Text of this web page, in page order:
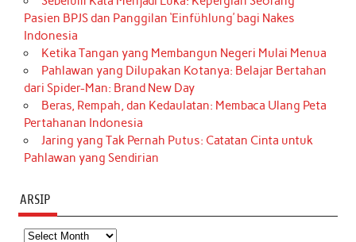
Pasien BPJS dan Panggilan ‘Einfühlung’ bagi Nakes
Indonesia
Ketika Tangan yang Membangun Negeri Mulai Menua
Pahlawan yang Dilupakan Kotanya: Belajar Bertahan
dari Spider-Man: Brand New Day
Beras, Rempah, dan Kedaulatan: Membaca Ulang Peta
Pertahanan Indonesia
Jaring yang Tak Pernah Putus: Catatan Cinta untuk
Pahlawan yang Sendirian
ARSIP
Arsip